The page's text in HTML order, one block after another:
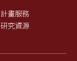
計畫服務
研究資源